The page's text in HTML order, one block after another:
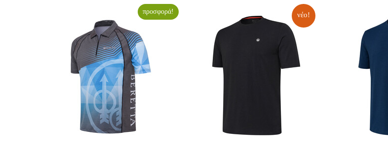
προσφορά! νέο!